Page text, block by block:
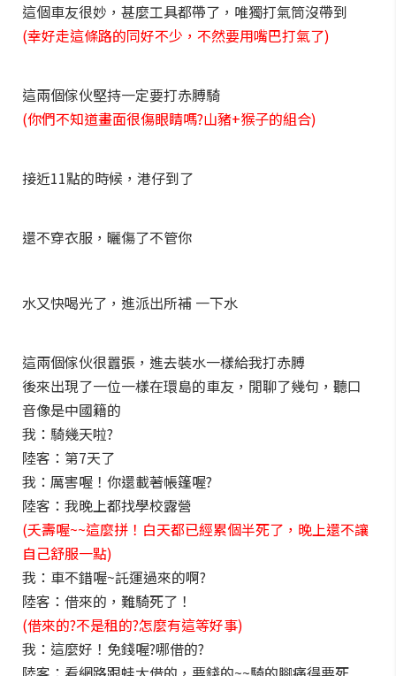
這個車友很妙，甚麼工具都帶了，唯獨打氣筒沒帶到
(幸好走這條路的同好不少，不然要用嘴巴打氣了)
這兩個傢伙堅持一定要打赤膊騎
(你們不知道畫面很傷眼睛嗎?山豬+猴子的組合)
接近11點的時候，港仔到了
還不穿衣服，曬傷了不管你
水又快喝光了，進派出所補 一下水
這兩個傢伙很囂張，進去裝水一樣給我打赤膊
後來出現了一位一樣在環島的車友，閒聊了幾句，聽口
音像是中國籍的
我：騎幾天啦?
陸客：第7天了
我：厲害喔！你還載著帳篷喔?
陸客：我晚上都找學校露營
(夭壽喔~~這麼拼！白天都已經累個半死了，晚上還不讓
自己舒服一點)
我：車不錯喔~託運過來的啊?
陸客：借來的，難騎死了！
(借來的?不是租的?怎麼有這等好事)
我：這麼好！免錢喔?哪借的?